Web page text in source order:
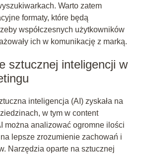
Warto zatem
formaty, które będą
współczesnych użytkowników
ich w komunikację z marką.
sztucznej inteligencji w
inteligencja (AI) zyskała na
w tym w content
można analizować ogromne ilości
lepsze zrozumienie zachowań i
Narzędzia oparte na sztucznej